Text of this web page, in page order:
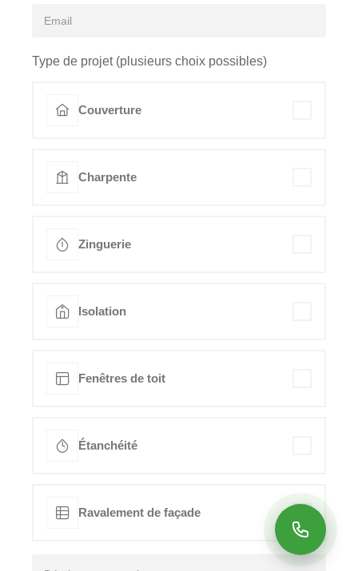
Type de projet (plusieurs choix possibles)
Couverture
Charpente
Zinguerie
Isolation
Fenêtres de toit
Étanchéité
Ravalement de façade